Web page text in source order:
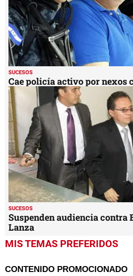
SUCESOS
Cae policía activo por nexos
SUCESOS
Suspenden audiencia contra
Lanza
MIS TEMAS PREFERIDOS